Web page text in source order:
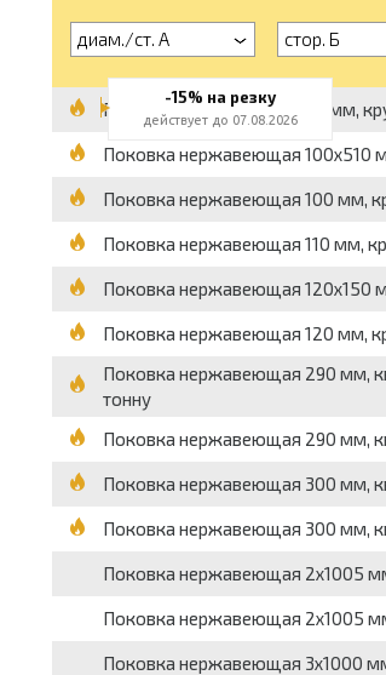
диам./ст. А стор. Б
Поковка нержавеющая 70 мм,
Поковка нержавеющая 100x510
Поковка нержавеющая 100 мм,
Поковка нержавеющая 110 мм,
Поковка нержавеющая 120x150
Поковка нержавеющая 120 мм,
Поковка нержавеющая 290 мм,
тонну
Поковка нержавеющая 290 мм,
Поковка нержавеющая 300 мм,
Поковка нержавеющая 300 мм,
Поковка нержавеющая 2x1005
Поковка нержавеющая 2x1005
Поковка нержавеющая 3x1000
-15% на резку
действует до 07.08.2026